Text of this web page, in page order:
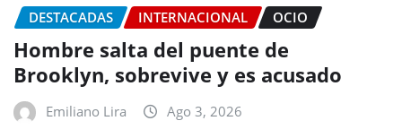
DESTACADAS INTERNACIONAL OCIO
Hombre salta del puente de
Brooklyn, sobrevive y es acusado
Emiliano Lira Ago 3, 2026